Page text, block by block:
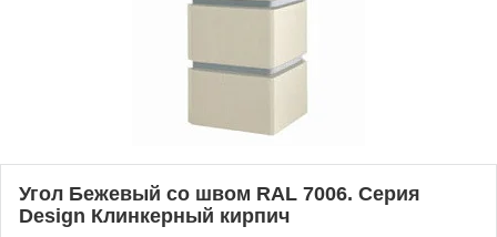
Угол Бежевый со швом RAL 7006. Серия
Design Клинкерный кирпич